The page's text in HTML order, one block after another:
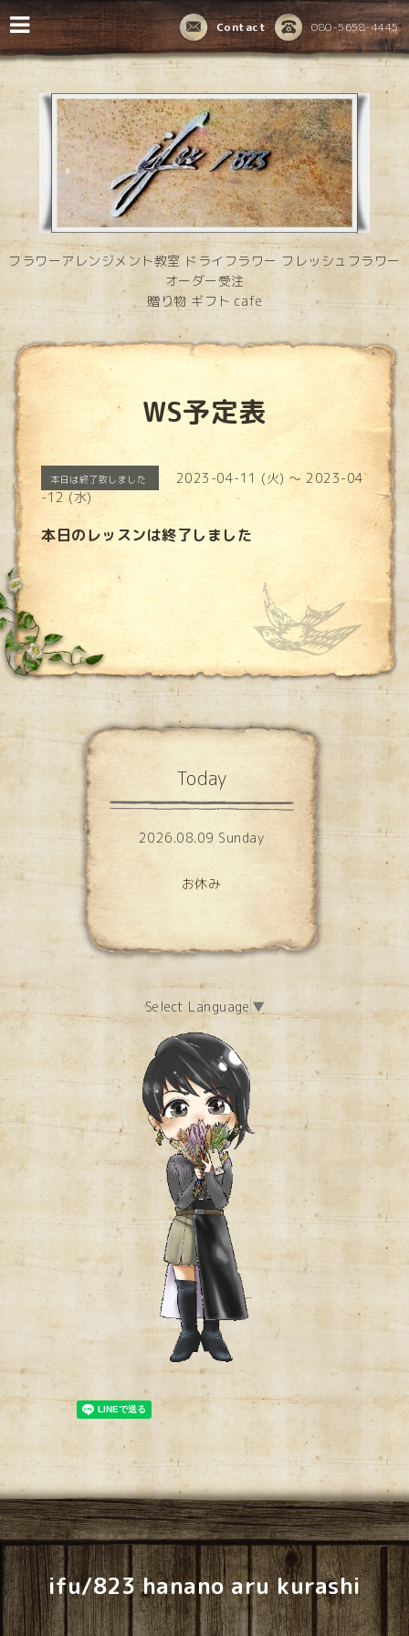
080-5658-4445
Contact
フラワーアレンジメント教室 ドライフラワー フレッシュフラワー
オーダー受注
贈り物 ギフト cafe
WS予定表
本日は終了致しました
2023-04-11 (火) ～ 2023-04
-12 (水)
本日のレッスンは終了しました
Today
2026.08.09 Sunday
お休み
Select Language ▼
ifu/823 hanano aru kurashi